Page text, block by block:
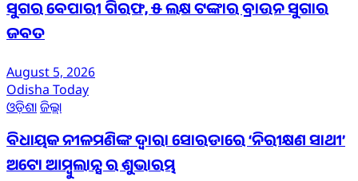
ସୁଗର ବେପାରୀ ଗିରଫ, ୫ ଲକ୍ଷ ଟଙ୍କାର ବ୍ରାଉନ ସୁଗାର
ଜବତ
August 5, 2026
Odisha Today
ଓଡ଼ିଶାଜିଲ୍ଲା
ବିଧାୟକ ନୀଳମଣିଙ୍କ ଦ୍ବାରା ସୋରଡାରେ ‘ନିରୀକ୍ଷଣ ସାଥୀ’
ଅଟୋ ଆମ୍ବୁଲାନ୍ସ ର ଶୁଭାରମ୍ଭ